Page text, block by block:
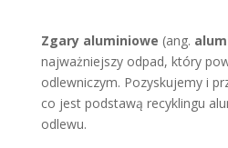
Zgary aluminiowe (ang.
najważniejszy odpad, który
odlewniczym. Pozyskujemy i
co jest podstawą recyklingu
odlewu.